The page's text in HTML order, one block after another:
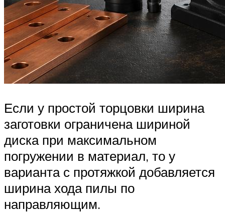
Если у простой торцовки ширина
заготовки ограничена шириной
диска при максимальном
погружении в материал, то у
варианта с протяжкой добавляется
ширина хода пилы по
направляющим.